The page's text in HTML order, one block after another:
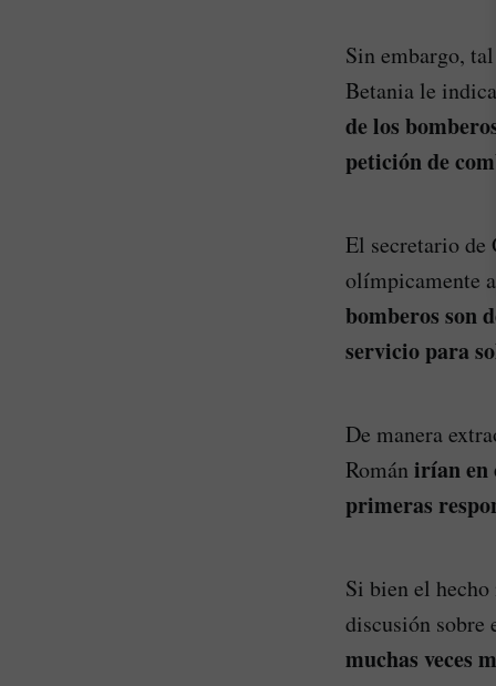
Sin embargo,
Betania le
de los
petición de
El secretario de
olímpicamente
bomberos son
servicio para
De manera
Román irían en
primeras
Si bien el
discusión sobre
muchas veces